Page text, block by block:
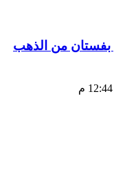
بفستان من الذهب